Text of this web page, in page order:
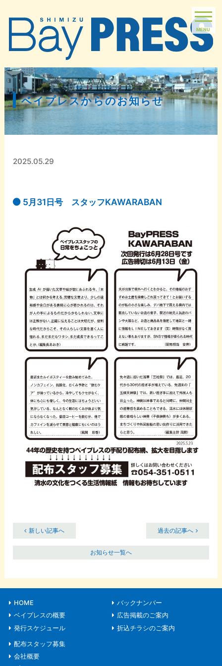
MENU
ベイプレスからのお知らせ
2025.05.29
5月31日号 スタッフKAWARABAN
新しい記事へ 過去の記事へ
お知らせ一覧へ
HOME
ベイプレスの概要
発行スケジュール
バックナンバー
広告掲載のご案内
折込チラシのご案内
配布スタッフ募集
会社概要